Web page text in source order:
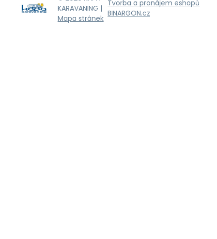
KARAVANING |
Mapa stránek
Tvorba a pronájem eshopů
BINARGON.cz